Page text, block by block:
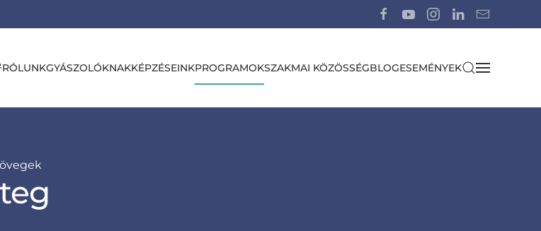
RÓLUNKGYÁSZOLÓKNAKKÉPZÉSEINKPROGRAMOKSZAKMAI KÖZÖSSÉGBLOGESEMÉNYEK